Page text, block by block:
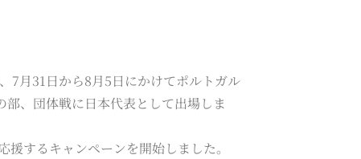
7月31日から8月5日にかけてポルトガル
、団体戦に日本代表として出場しま
するキャンペーンを開始しました。